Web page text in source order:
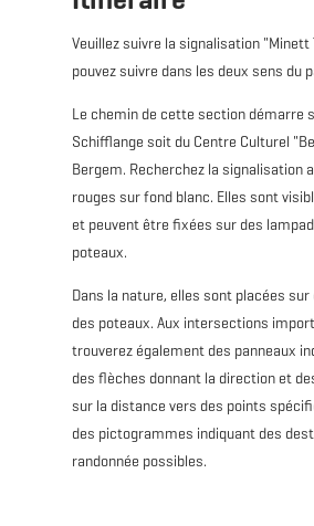
Veuillez suivre la signalisation "Minett
pouvez suivre dans les deux sens du
Le chemin de cette section démarre
Schifflange soit du Centre Culturel
Bergem. Recherchez la signalisation
rouges sur fond blanc. Elles sont
et peuvent être fixées sur des
poteaux.
Dans la nature, elles sont placées
des poteaux. Aux intersections
trouverez également des panneaux
des flèches donnant la direction et
sur la distance vers des points
des pictogrammes indiquant des
randonnée possibles.